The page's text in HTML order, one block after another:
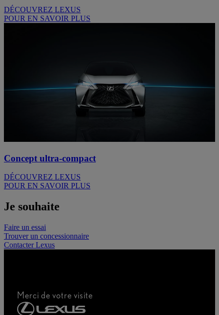
DÉCOUVREZ LEXUS
POUR EN SAVOIR PLUS
Concept ultra-compact
DÉCOUVREZ LEXUS
POUR EN SAVOIR PLUS
Je souhaite
Faire un essai
Trouver un concessionnaire
Contacter Lexus
Merci de votre visite